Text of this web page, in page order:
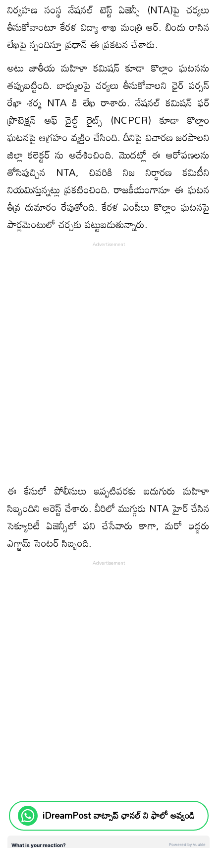
నిర్వహణ సంస్థ నేషనల్ టెస్ట్ ఏజెన్సీ (NTA)పై చర్యలు
తీసుకోవాంటూ కేరళ విద్యా శాఖ మంత్రి ఆర్. బిందు రాసిన
లేఖపై స్పందిస్తూ ప్రధాన్ ఈ ప్రకటన చేశారు.
అటు జాతీయ మహిళా కమిషన్ కూడా కొల్లాం ఘటనను
తప్పుబట్టింది. బాధ్యులపై చర్యలు తీసుకోవాలని ఛైర్ పర్సన్
రేఖా శర్మ NTA కి లేఖ రాశారు. నేషనల్ కమిషన్ ఫర్
ప్రొటెక్షన్ ఆఫ్ చైల్డ్ రైట్స్ (NCPCR) కూడా కొల్లాం
ఘటనపై ఆగ్రహం వ్యక్తిం చేసింది. దీనిపై విచారణ జరపాలని
జిల్లా కలెక్టర్ ను ఆదేశించింది. మొదట్లో ఈ ఆరోపణలను
తోసిపుచ్చిన NTA, చివరికి నిజ నిర్ధారణ కమిటీని
నియమిస్తున్నట్లు ప్రకటించింది. రాజకీయంగానూ ఈ ఘటన
తీవ్ర దుమారం రేపుతోంది. కేరళ ఎంపీలు కొల్లాం ఘటనపై
పార్లమెంటులో చర్చకు పట్టుబడుతున్నారు.
ఈ కేసులో పోలీసులు ఇప్పటివరకు ఐదుగురు మహిళా
సిబ్బందిని అరెస్ట్ చేశారు. వీరిలో ముగ్గురు NTA హైర్ చేసిన
సెక్యూరిటీ ఏజెన్సీలో పని చేసేవారు కాగా, మరో ఇద్దరు
ఎగ్జామ్ సెంటర్ సిబ్బంది.
iDreamPost వాట్సాప్ ఛానల్ ని ఫాలో అవ్వండి